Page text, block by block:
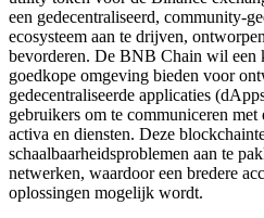
een gedecentraliseerd, community-
ecosysteem aan te drijven,
bevorderen. De BNB Chain wil een
goedkope omgeving bieden voor
gedecentraliseerde applicaties
gebruikers om te communiceren met
activa en diensten. Deze
schaalbaarheidsproblemen aan te
netwerken, waardoor een bredere
oplossingen mogelijk wordt.